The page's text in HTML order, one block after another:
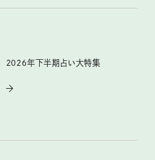
2026年下半期占い大特集